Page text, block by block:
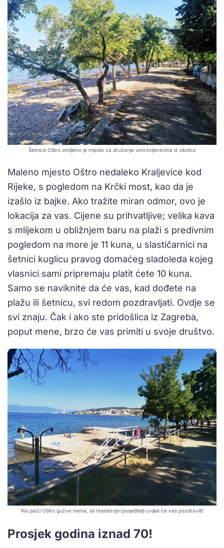
Šetnica Oštro omiljeno je mjesto za druženje umirovljenicima iz okolice
Maleno mjesto Oštro nedaleko Kraljevice kod
Rijeke, s pogledom na Krčki most, kao da je
izašlo iz bajke. Ako tražite miran odmor, ovo je
lokacija za vas. Cijene su prihvatljive; velika kava
s mlijekom u obližnjem baru na plaži s predivnim
pogledom na more je 11 kuna, u slastičarnici na
šetnici kuglicu pravog domaćeg sladoleda kojeg
vlasnici sami pripremaju platit ćete 10 kuna.
Samo se naviknite da će vas, kad dođete na
plažu ili šetnicu, svi redom pozdravljati. Ovdje se
svi znaju. Čak i ako ste pridošlica iz Zagreba,
poput mene, brzo će vas primiti u svoje društvo.
Na plaži Oštro gužve nema, ali malobrojni posjetitelji uvijek će vas pozdraviti!
Prosjek godina iznad 70!